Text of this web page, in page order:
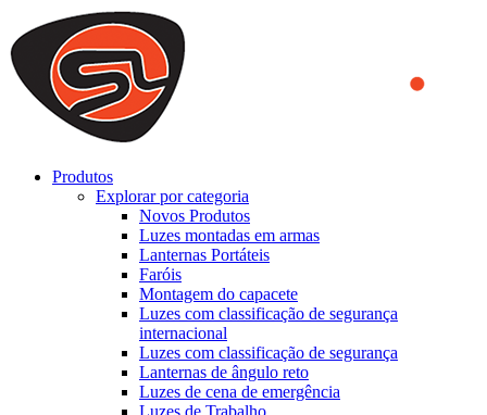
We use cookies to ensure that we provide you the best experience
on our website. By continuing to browse this website, you accept
that cookies are used to help us analyze how the website is used and
to offer you a better experience. To learn more or to find out how
you can disable cookies, you can access our
Produtos
Explorar por categoria
Novos Produtos
Luzes montadas em armas
Lanternas Portáteis
Faróis
Montagem do capacete
Luzes com classificação de segurança
internacional
Luzes com classificação de segurança
Lanternas de ângulo reto
Luzes de cena de emergência
Luzes de Trabalho